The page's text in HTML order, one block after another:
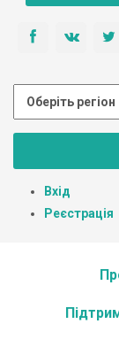
Вхід
Реєстрація